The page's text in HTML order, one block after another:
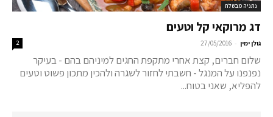
נתניה מבשלת
דג מרוקאי קל וטעים
גולן ימין -
27/05/2016
2
שלום חברים, קצת אחרי מתקפת החגים למיניהם בהם - בעיקר
נפנפנו על המנגל - חשבתי לחזור לשגרה ולהכין מתכון פשוט וטעים
להפליא, שאני בטוח...